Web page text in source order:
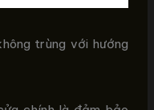
trùng với hướng